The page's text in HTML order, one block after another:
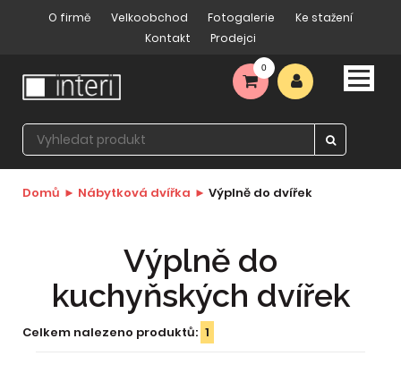
O firmě Velkoobchod Fotogalerie
Ke stažení
Kontakt
Prodejci
0
Domů Nábytková dvířka Výplně do dvířek
Výplně do
kuchyňských dvířek
Celkem nalezeno produktů: 1